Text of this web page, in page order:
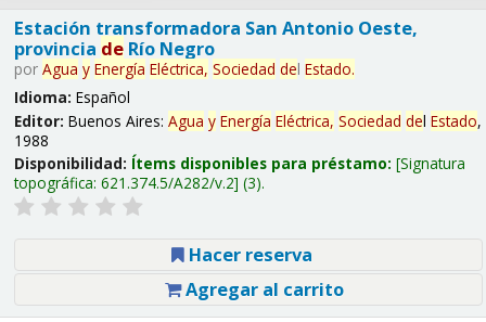
Estación transformadora San Antonio Oeste,
provincia deRío Negro
por Agua y Energía Eléctrica, Sociedad del Estado.
Idioma: Español
Editor: Buenos Aires: Agua y Energía Eléctrica, Sociedad del Estado,
1988
Disponibilidad: Ítems disponibles para préstamo: Signatura
topográfica: 621.374.5/A282/v.2 (3).
Hacer reserva
Agregar al carrito